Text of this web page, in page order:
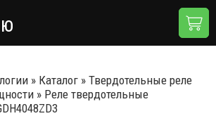
» Каталог » Твердотельные реле
» Реле твердотельные